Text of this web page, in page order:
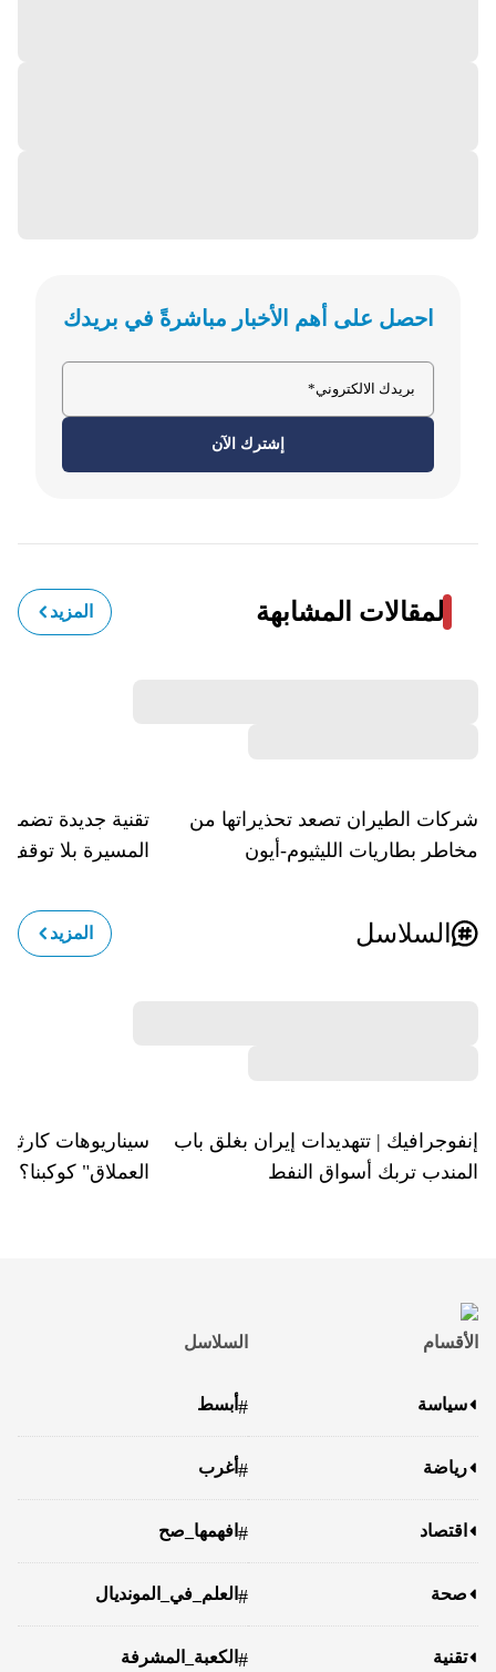
احصل على أهم الأخبار مباشرةً في بريدك
إشترك الآن
المقالات المشابهة المزيد
شركات الطيران تصعد تحذيراتها من
مخاطر بطاريات الليثيوم-أيون
تقنية جديدة
المسيرة بلا توقف
السلاسل المزيد
إنفوجرافيك | تتهديدات إيران بغلق باب
المندب تربك أسواق النفط
سيناريوهات
العملاق" كوكبنا؟
الأقسام
سياسة
رياضة
اقتصاد
صحة
تقنية
السلاسل
# أبسط
#أغرب
# افهمها_صح
# العلم_في_المونديال
# الكعبة_المشرفة